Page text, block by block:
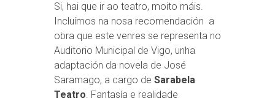
Si, hai que ir ao teatro, moito máis.
Incluímos na nosa recomendación a
obra que este venres se representa no
Auditorio Municipal de Vigo, unha
adaptación da novela de José
Saramago, a cargo de Sarabela
Teatro. Fantasía e realidade